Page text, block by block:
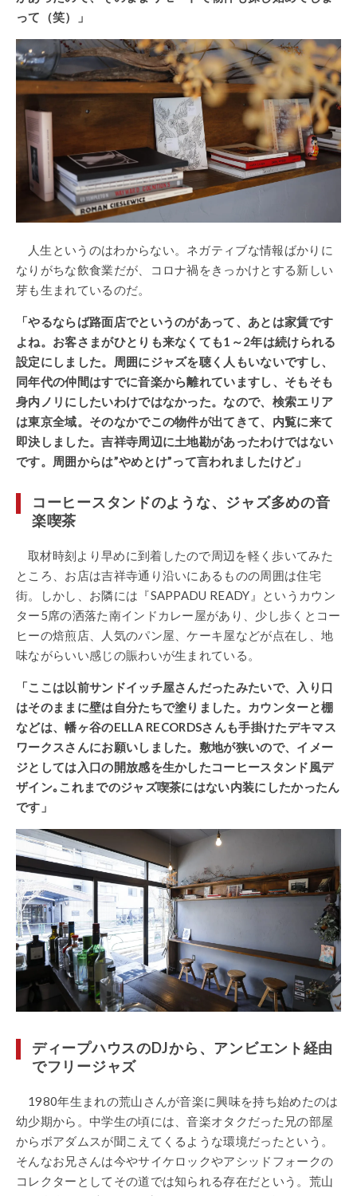
って（笑）」
人生というのはわからない。ネガティブな情報ばかりに
なりがちな飲食業だが、コロナ禍をきっかけとする新しい
芽も生まれているのだ。
「やるならば路面店でというのがあって、あとは家賃です
よね。お客さまがひとりも来なくても1～2年は続けられる
設定にしました。周囲にジャズを聴く人もいないですし、
同年代の仲間はすでに音楽から離れていますし、そもそも
身内ノリにしたいわけではなかった。なので、検索エリア
は東京全域。そのなかでこの物件が出てきて、内覧に来て
即決しました。吉祥寺周辺に土地勘があったわけではない
です。周囲からは”やめとけ”って言われましたけど」
コーヒースタンドのような、ジャズ多めの音
楽喫茶
取材時刻より早めに到着したので周辺を軽く歩いてみた
ところ、お店は吉祥寺通り沿いにあるものの周囲は住宅
街。しかし、お隣には『SAPPADU READY』というカウン
ター5席の洒落た南インドカレー屋があり、少し歩くとコー
ヒーの焙煎店、人気のパン屋、ケーキ屋などが点在し、地
味ながらいい感じの賑わいが生まれている。
「ここは以前サンドイッチ屋さんだったみたいで、入り口
はそのままに壁は自分たちで塗りました。カウンターと棚
などは、幡ヶ谷のELLA RECORDSさんも手掛けたデキマス
ワークスさんにお願いしました。敷地が狭いので、イメー
ジとしては入口の開放感を生かしたコーヒースタンド風デ
ザイン｡これまでのジャズ喫茶にはない内装にしたかったん
です」
ディープハウスのDJから、アンビエント経由
でフリージャズ
1980年生まれの荒山さんが音楽に興味を持ち始めたのは
幼少期から。中学生の頃には、音楽オタクだった兄の部屋
からボアダムスが聞こえてくるような環境だったという。
そんなお兄さんは今やサイケロックやアシッドフォークの
コレクターとしてその道では知られる存在だという。荒山